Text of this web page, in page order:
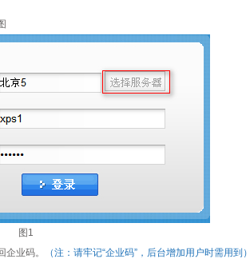
图1
业码。
（注：请牢记“企业码”，后台增加用户时需用到）